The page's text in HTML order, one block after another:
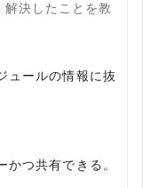
決したことを教
ュールの情報に抜